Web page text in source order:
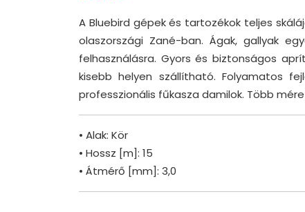
A Bluebird gépek és tartozékok teljes
olaszországi Zané-ban. Ágak, gallyak
felhasználásra. Gyors és biztonságos
kisebb helyen szállítható. Folyamatos
professzionális fűkasza damilok. Több
• Alak: Kör
• Hossz [m]: 15
• Átmérő [mm]: 3,0